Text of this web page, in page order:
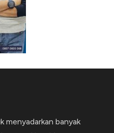
menyadarkan banyak